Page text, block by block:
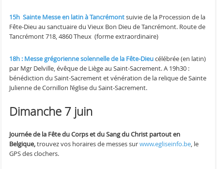
15h Sainte Messe en latin à Tancrémontsuivie de la Procession de la
Fête-Dieu au sanctuaire du Vieux Bon Dieu de Tancrémont. Route de
Tancrémont 718, 4860 Theux (forme extraordinaire)
18h : Messe grégorienne solennelle de la Fête-Dieucélébrée (en latin)
par Mgr Delville, évêque de Liège au Saint-Sacrement. A 19h30 :
bénédiction du Saint-Sacrementet vénération de la relique de Sainte
Julienne de Cornillon l’église du Saint-Sacrement.
Dimanche 7 juin
Journée de la Fête du Corps et du Sang du Christ partout en
Belgique,trouvez vos horaires de messes surwww.egliseinfo.be, le
GPS des clochers.